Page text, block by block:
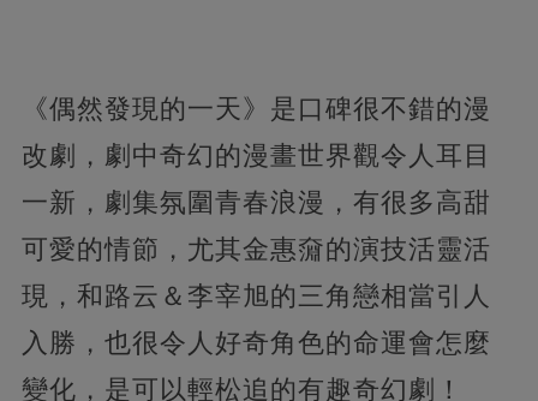
《偶然發現的一天》是口碑很不錯的漫
改劇，劇中奇幻的漫畫世界觀令人耳目
一新，劇集氛圍青春浪漫，有很多高甜
可愛的情節，尤其金惠奫的演技活靈活
現，和路云＆李宰旭的三角戀相當引人
入勝，也很令人好奇角色的命運會怎麼
變化，是可以輕松追的有趣奇幻劇！